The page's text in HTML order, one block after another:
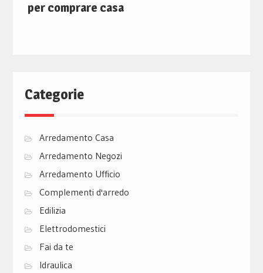
per comprare casa
Categorie
Arredamento Casa
Arredamento Negozi
Arredamento Ufficio
Complementi d'arredo
Edilizia
Elettrodomestici
Fai da te
Idraulica